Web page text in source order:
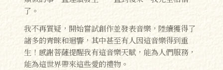
了。
我不再質疑，開始嘗試創作並發表音樂，陸續獲得了
諸多的青睞和迴響，其中甚至有人因這音樂得到重
生！感謝菩薩提醒我有這音樂天賦，能為人們服務，
能為這世界帶來這些愛的禮物。